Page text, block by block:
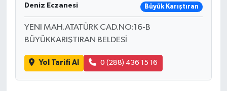
Deniz Eczanesi Büyük Karıştıran
YENI MAH.ATATÜRK CAD.NO:16-B
BÜYÜKKARIŞTIRAN BELDESİ
Yol Tarifi Al 0 (288) 436 15 16